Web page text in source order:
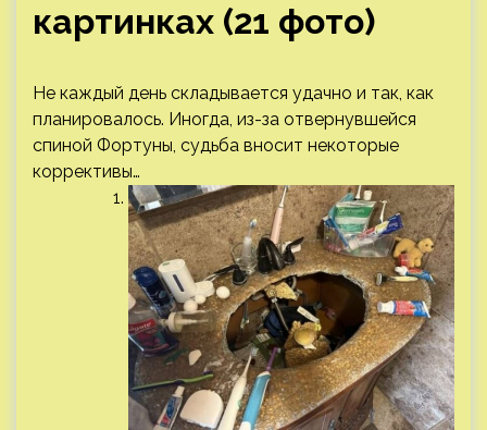
картинках (21 фото)
Не каждый день складывается удачно и так, как
планировалось. Иногда, из-за отвернувшейся
спиной Фортуны, судьба вносит некоторые
коррективы…